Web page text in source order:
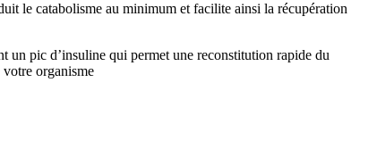
le catabolisme au minimum et facilite ainsi la récupération
un pic d’insuline qui permet une reconstitution rapide du
organisme